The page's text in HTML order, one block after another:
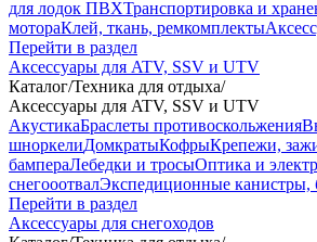
для лодок ПВХТранспортировка и
мотораКлей, ткань, ремкомплекты
Перейти в раздел
Аксессуары для ATV, SSV и UTV
Каталог/Техника для отдыха/
Аксессуары для ATV, SSV и UTV
АкустикаБраслеты противоскольжения
шноркелиДомкратыКофрыКрепежи,
бампераЛебедки и тросыОптика и
снегооотвалЭкспедиционные канистры,
Перейти в раздел
Аксессуары для снегоходов